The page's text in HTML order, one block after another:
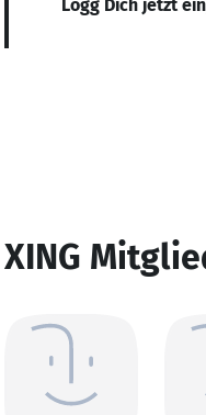
Logg Dich jetzt
XING